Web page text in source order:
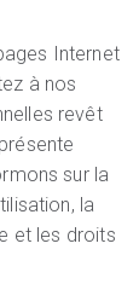
Internet
à nos
revêt
sur la
la
et les droits